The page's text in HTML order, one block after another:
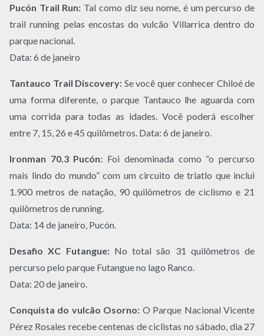
Pucón Trail Run: Tal como diz seu nome, é um percurso de
trail running pelas encostas do vulcão Villarrica dentro do
parque nacional.
Data: 6 de janeiro
Tantauco Trail Discovery: Se você quer conhecer Chiloé de
uma forma diferente, o parque Tantauco lhe aguarda com
uma corrida para todas as idades. Você poderá escolher
entre 7, 15, 26 e 45 quilômetros. Data: 6 de janeiro.
Ironman 70.3 Pucón: Foi denominada como “o percurso
mais lindo do mundo” com um circuito de triatlo que inclui
1.900 metros de natação, 90 quilômetros de ciclismo e 21
quilômetros de running.
Data: 14 de janeiro, Pucón.
Desafio XC Futangue: No total são 31 quilômetros de
percurso pelo parque Futangue no lago Ranco.
Data: 20 de janeiro.
Conquista do vulcão Osorno: O Parque Nacional Vicente
Pérez Rosales recebe centenas de ciclistas no sábado, dia 27